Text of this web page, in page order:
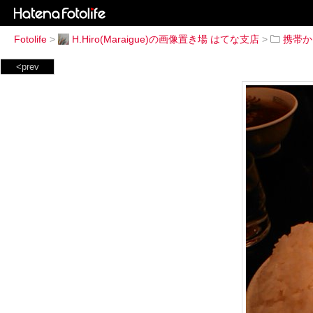
Fotolife > H.Hiro(Maraigue)の画像置き場 はてな支店 > 携帯
<prev